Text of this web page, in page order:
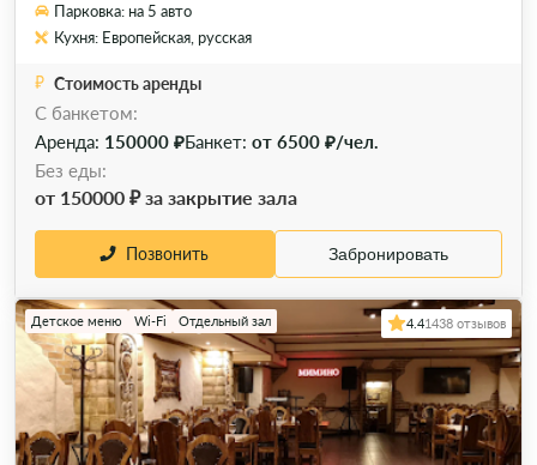
Парковка: на 5 авто
Кухня: Европейская, русская
Стоимость аренды
C банкетом:
Аренда: 150000 ₽Банкет: от 6500 ₽/чел.
Без еды:
от 150000 ₽ за закрытие зала
Позвонить Забронировать
Детское меню Wi-Fi Отдельный зал 4.41438 отзывов